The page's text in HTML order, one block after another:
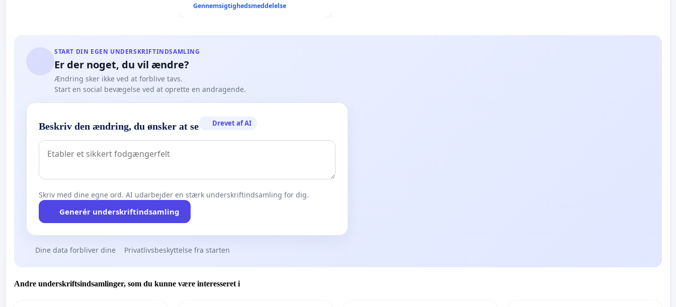
Gennemsigtighedsmeddelelse
START DIN EGEN UNDERSKRIFTINDSAMLING
Er der noget, du vil ændre?
Ændring sker ikke ved at forblive tavs.
Start en social bevægelse ved at oprette en andragende.
Beskriv den ændring, du ønsker at se Drevet af AI
Skriv med dine egne ord. AI udarbejder en stærk underskriftindsamling for dig.
Generér underskriftindsamling
Dine data forbliver dine Privatlivsbeskyttelse fra starten
Andre underskriftsindsamlinger, som du kunne være interesseret i